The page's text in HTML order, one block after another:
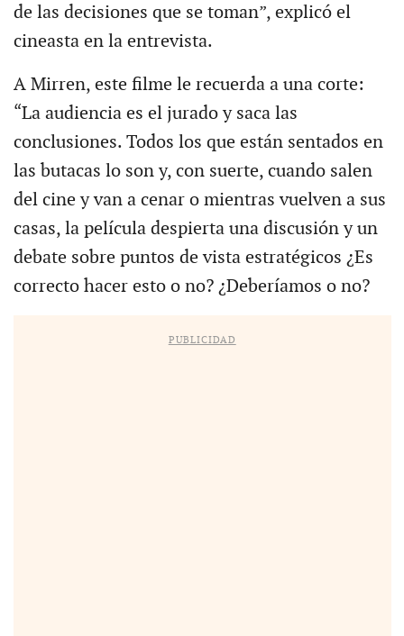
de las decisiones que se toman”, explicó el
cineasta en la entrevista.
A Mirren, este filme le recuerda a una corte:
“La audiencia es el jurado y saca las
conclusiones. Todos los que están sentados en
las butacas lo son y, con suerte, cuando salen
del cine y van a cenar o mientras vuelven a sus
casas, la película despierta una discusión y un
debate sobre puntos de vista estratégicos ¿Es
correcto hacer esto o no? ¿Deberíamos o no?
PUBLICIDAD